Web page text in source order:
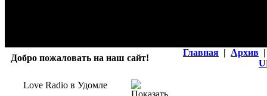
Добро пожаловать на наш сайт!
Главная | Архив |
Love Radio в Удомле